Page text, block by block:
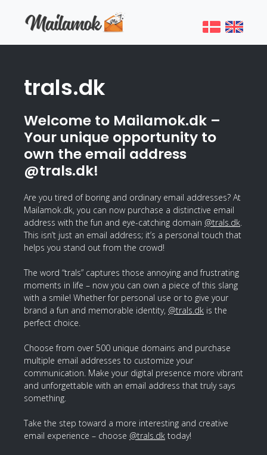
trals.dk
Welcome to Mailamok.dk –
Your unique opportunity to
own the email address
@trals.dk!
Are you tired of boring and ordinary email addresses? At
Mailamok.dk, you can now purchase a distinctive email
address with the fun and eye-catching domain @trals.dk.
This isn’t just an email address; it’s a personal touch that
helps you stand out from the crowd!
The word “trals” captures those annoying and frustrating
moments in life – now you can own a piece of this slang
with a smile! Whether for personal use or to give your
brand a fun and memorable identity, @trals.dk is the
perfect choice.
Choose from over 500 unique domains and purchase
multiple email addresses to customize your
communication. Make your digital presence more vibrant
and unforgettable with an email address that truly says
something.
Take the step toward a more interesting and creative
email experience – choose @trals.dk today!